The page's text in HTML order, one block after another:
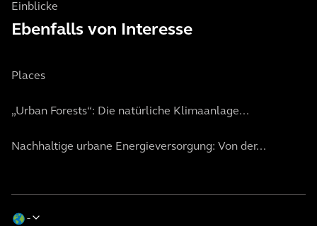
Einblicke
Ebenfalls von Interesse
Places
„Urban Forests“: Die natürliche Klimaanlage...
Nachhaltige urbane Energieversorgung: Von der...